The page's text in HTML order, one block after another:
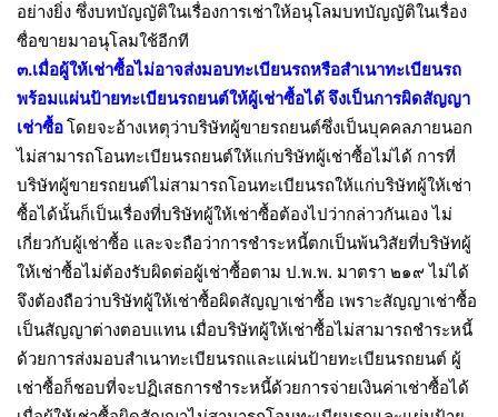
อย่างยิ่ง ซึ่งบทบัญญัติในเรื่องการเช่าให้อนุโลมบทบัญญัติในเรื่อง
ซื่อขายมาอนุโลมใช้อีกที
๓.เมื่อผู้ให้เช่าซื้อไม่อาจส่งมอบทะเบียนรถหรือสำเนาทะเบียนรถ
พร้อมแผ่นป้ายทะเบียนรถยนต์ให้ผู้เช่าซื้อได้ จึงเป็นการผิดสัญญา
เช่าซื้อโดยจะอ้างเหตุว่าบริษัทผู้ขายรถยนต์ซึ่งเป็นบุคคลภายนอก
ไม่สามารถโอนทะเบียนรถยนต์ให้แก่บริษัทผู้เช่าซื้อไม่ได้ การที่
บริษัทผู้ขายรถยนต์ไม่สามารถโอนทะเบียนรถให้แก่บริษัทผู้ให้เช่า
ซื้อได้นั้นก็เป็นเรื่องที่บริษัทผู้ให้เช่าซื้อต้องไปว่ากล่าวกันเอง ไม่
เกี่ยวกับผู้เช่าซื้อ และจะถือว่าการชำระหนี้ตกเป็นพ้นวิสัยที่บริษัทผู้
ให้เช่าซื้อไม่ต้องรับผิดต่อผู้เช่าซื้อตาม ป.พ.พ. มาตรา ๒๑๙ ไม่ได้
จึงต้องถือว่าบริษัทผู้ให้เช่าซื้อผิดสัญญาเช่าซื้อ เพราะสัญญาเช่าซื้อ
เป็นสัญญาต่างตอบแทน เมื่อบริษัทผู้ให้เช่าซื้อไม่สามารถชำระหนี้
ด้วยการส่งมอบสำเนาทะเบียนรถและแผ่นป้ายทะเบียนรถยนต์ ผู้
เช่าซื้อก็ชอบที่จะปฏิเสธการชำระหนี้ด้วยการจ่ายเงินค่าเช่าซื้อได้